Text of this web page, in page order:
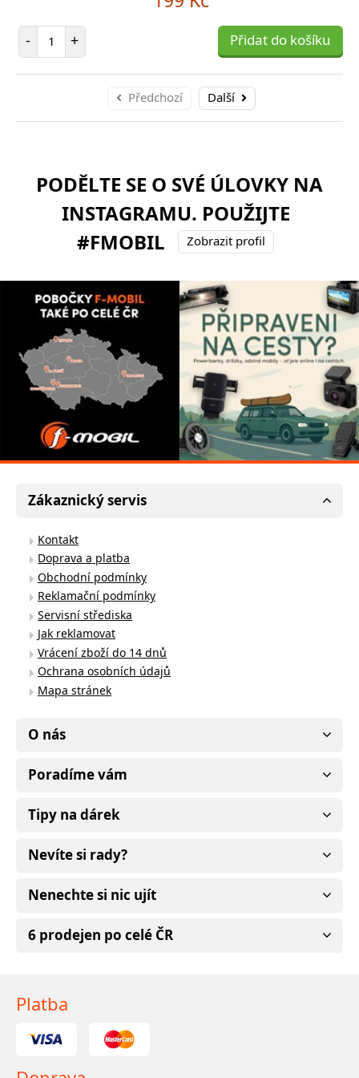
- Počet položek
+ Přidat do košíku
Předchozí Další
3 809 Kč
položek
+ Přidat do košíku -
položek
+ Přidat do košíku -
PODĚLTE SE O SVÉ ÚLOVKY NA
INSTAGRAMU. POUŽIJTE
#FMOBIL
Zobrazit profil
Zákaznický servis
Kontakt
Doprava a platba
Obchodní podmínky
Reklamační podmínky
Servisní střediska
Jak reklamovat
Vrácení zboží do 14 dnů
Ochrana osobních údajů
Mapa stránek
O nás
Poradíme vám
Tipy na dárek
Nevíte si rady?
Nenechte si nic ujít
6 prodejen po celé ČR
Platba